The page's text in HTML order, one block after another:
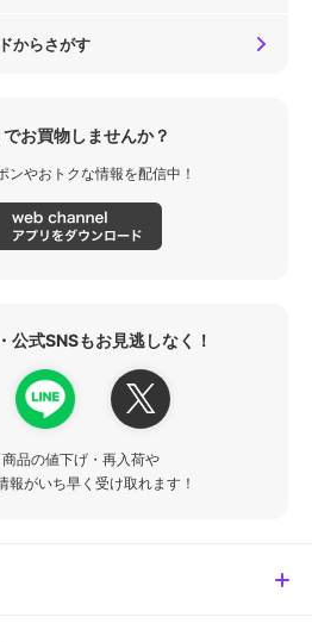
からさがす
お買物しませんか？
ンやおトクな情報を配信中！
公式SNSもお見逃しなく！
品の値下げ・再入荷や
報がいち早く受け取れます！